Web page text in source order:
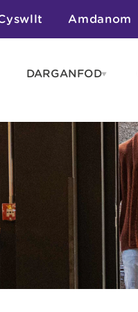
Amdanom
Arlwyo
a Gwersylla
o Leoedd
DARGANFODOpen